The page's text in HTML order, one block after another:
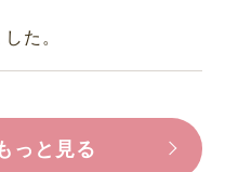
た。
っと見る